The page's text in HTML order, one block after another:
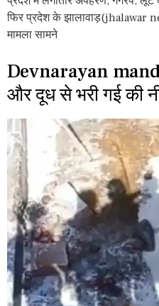
फिर प्रदेश के झालावाड़(jhalawar
मामला सामने
Devnarayan
और दूध से भरी गई की